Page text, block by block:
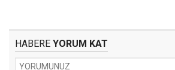
HABERE YORUM KAT